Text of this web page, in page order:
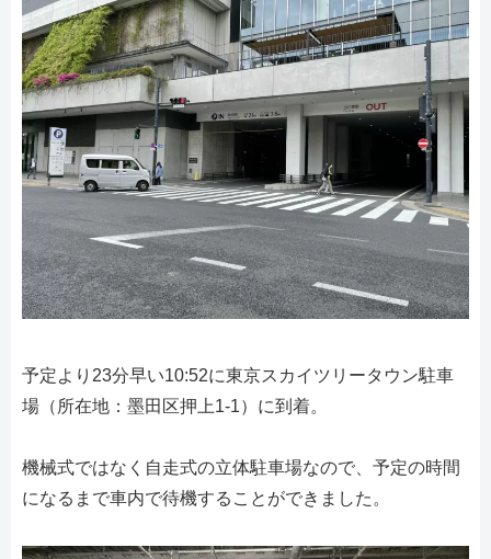
予定より23分早い10:52に東京スカイツリータウン駐車
場（所在地：墨田区押上1-1）に到着。
機械式ではなく自走式の立体駐車場なので、予定の時間
になるまで車内で待機することができました。